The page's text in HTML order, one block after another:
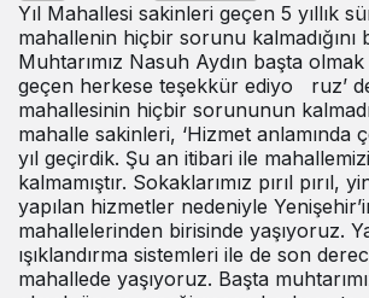
Yıl Mahallesi sakinleri geçen 5 yıllık
mahallenin hiçbir sorunu kalmadığını
Muhtarımız Nasuh Aydın başta
geçen herkese teşekkür ediyo
ruz’
mahallesinin hiçbir sorununun
mahalle sakinleri, ‘Hizmet anlamında
yıl geçirdik. Şu an itibari ile
kalmamıştır. Sokaklarımız pırıl pırıl,
yapılan hizmetler nedeniyle
mahallelerinden birisinde yaşıyoruz.
ışıklandırma sistemleri ile de son
mahallede yaşıyoruz. Başta